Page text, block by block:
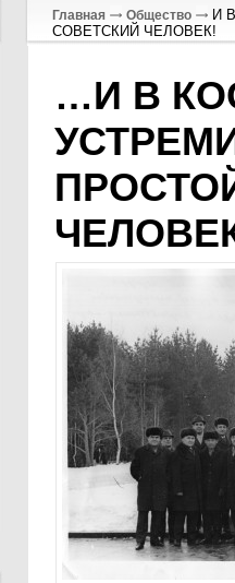
Главная Общество
И
СОВЕТСКИЙ ЧЕЛОВЕК!
…И В